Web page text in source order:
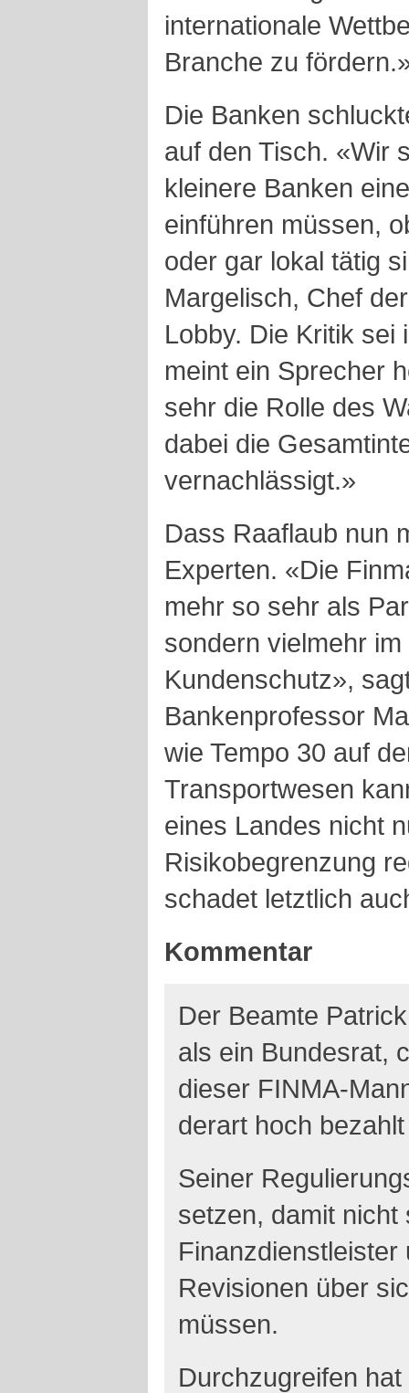
internationale
Branche zu
Die Banken
auf den Tisch. «Wir
kleinere Banken
einführen müssen,
oder gar lokal tätig
Margelisch, Chef
Lobby. Die Kritik sei
meint ein Sprecher
sehr die Rolle des
dabei die
vernachlässigt.»
Dass Raaflaub nun
Experten. «Die
mehr so sehr als
sondern vielmehr
Kundenschutz»,
Bankenprofessor
wie Tempo 30 auf
Transportwesen
eines Landes nicht
Risikobegrenzung
schadet letztlich
Kommentar
Der Beamte
als ein Bundesrat,
dieser FINMA-
derart hoch
Seiner
setzen, damit nicht
Revisionen über
müssen.
Durchzugreifen